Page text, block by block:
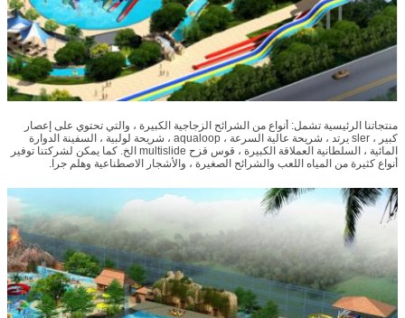
منتجاتنا الرئيسية تشمل: أنواع من الشرائح الزجاجية الكبيرة ، والتي تحتوي على إعصار
كبير ، sler يرتد ، شريحة عالية السرعة ، aqualoop ، شريحة لولبية ، السفينة الدوارة
المائية ، السلطانية العملاقة الكبيرة ، قوس قزح multislide الخ. كما يمكن لشركتنا توفير
أنواع كثيرة من المياه اللعب والشرائح الصغيرة ، والأشجار الاصطناعية وهلم جرا.